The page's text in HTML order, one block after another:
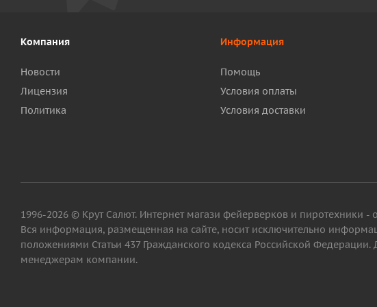
Компания
Новости
Лицензия
Политика
Информация
Помощь
Условия оплаты
Условия доставки
1996-2026 © Крут Салют. Интернет магази фейерверков и пиротехники
Вся информация, размещенная на сайте, носит исключительно
положениями Статьи 437 Гражданского кодекса Российской
менеджерам компании.